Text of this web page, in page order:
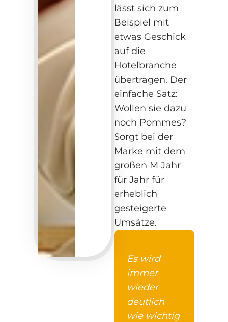
lässt sich zum
Beispiel mit
etwas Geschick
auf die
Hotelbranche
übertragen. Der
einfache Satz:
Wollen sie dazu
noch Pommes?
Sorgt bei der
Marke mit dem
großen M Jahr
für Jahr für
erheblich
gesteigerte
Umsätze.
Es wird
immer
wieder
deutlich
wie wichtig